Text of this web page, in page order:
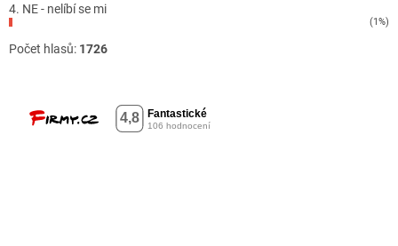
4. NE - nelíbí se mi
(1%)
Počet hlasů: 1726